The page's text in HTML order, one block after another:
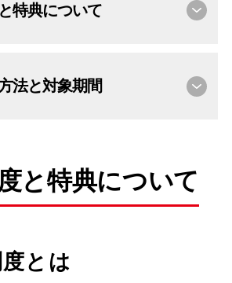
特典について
法と対象期間
と特典について
とは